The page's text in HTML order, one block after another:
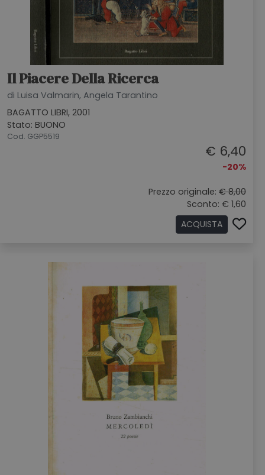
Il Piacere Della Ricerca
di Luisa Valmarin, Angela Tarantino
BAGATTO LIBRI, 2001
Stato: BUONO
Cod. GGP5519
€ 6,40
-20%
Prezzo originale: € 8,00
Sconto: € 1,60
ACQUISTA